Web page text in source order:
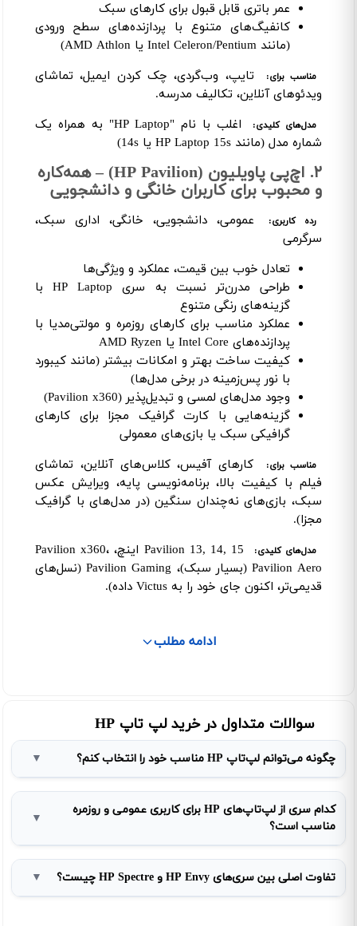
عمر باتری قابل قبول برای کارهای سبک
کانفیگ‌های متنوع با پردازنده‌های سطح ورودی
(مانند Intel Celeron/Pentium یا AMD Athlon)
مناسب برای:
تایپ، وب‌گردی، چک کردن ایمیل، تماشای
ویدئوهای آنلاین، تکالیف مدرسه.
مدل‌های کلیدی:
اغلب با نام "HP Laptop" به همراه یک
شماره مدل (مانند HP Laptop 15s یا 14s)
۲. اچ‌پی پاویلیون (HP Pavilion) – همه‌کاره
و محبوب برای کاربران خانگی و دانشجویی
رده کاربری:
عمومی، دانشجویی، خانگی، اداری سبک،
سرگرمی
تعادل خوب بین قیمت، عملکرد و ویژگی‌ها
طراحی مدرن‌تر نسبت به سری HP Laptop با
گزینه‌های رنگی متنوع
عملکرد مناسب برای کارهای روزمره و مولتی‌مدیا با
پردازنده‌های Intel Core یا AMD Ryzen
کیفیت ساخت بهتر و امکانات بیشتر (مانند کیبورد
با نور پس‌زمینه در برخی مدل‌ها)
وجود مدل‌های لمسی و تبدیل‌پذیر (Pavilion x360)
گزینه‌هایی با کارت گرافیک مجزا برای کارهای
گرافیکی سبک یا بازی‌های معمولی
مناسب برای:
کارهای آفیس، کلاس‌های آنلاین، تماشای
فیلم با کیفیت بالا، برنامه‌نویسی پایه، ویرایش عکس
سبک، بازی‌های نه‌چندان سنگین (در مدل‌های با گرافیک
مجزا).
مدل‌های کلیدی:
Pavilion 13, 14, 15 اینچ، Pavilion x360،
Pavilion Aero (بسیار سبک)، Pavilion Gaming (نسل‌های
قدیمی‌تر، اکنون جای خود را به Victus داده).
ادامه مطلب
سوالات متداول در خرید لپ تاپ HP
چگونه می‌توانم لپ‌تاپ HP مناسب خود را انتخاب کنم؟ ▼
کدام سری از لپ‌تاپ‌های HP برای کاربری عمومی و روزمره
مناسب است؟
▼
تفاوت اصلی بین سری‌های HP Envy و HP Spectre چیست؟ ▼